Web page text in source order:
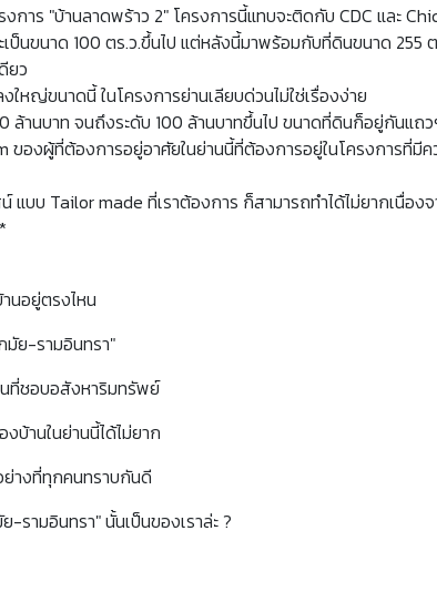
การ "บ้านลาดพร้าว 2" โครงการนี้แทบจะติดกับ CDC และ
ป็นขนาด 100 ตร.ว.ขึ้นไป แต่หลังนี้มาพร้อมกับที่ดินขนาด 255
ยว
ใหญ่ขนาดนี้ ในโครงการย่านเลียบด่วนไม่ใช่เรื่องง่าย
ล้านบาท จนถึงระดับ 100 ล้านบาทขึ้นไป ขนาดที่ดินก็อยู่กันแถ
ของผู้ที่ต้องการอยู่อาศัยในย่านนี้ที่ต้องการอยู่ในโครงการที่มี
แบบ Tailor made ที่เราต้องการ ก็สามารถทำได้ไม่ยากเนื่อง
นอยู่ตรงไหน
มัย-รามอินทรา"
ที่ชอบอสังหาริมทรัพย์
บ้านในย่านนี้ได้ไม่ยาก
างที่ทุกคนทราบกันดี
รามอินทรา" นั้นเป็นของเราล่ะ ?